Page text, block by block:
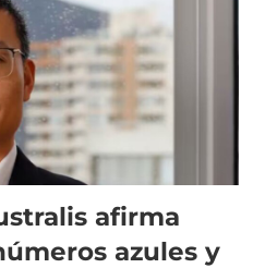
afirma
azules y